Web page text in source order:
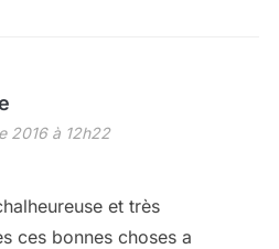
2016 à 12h22
et très
ces bonnes choses a